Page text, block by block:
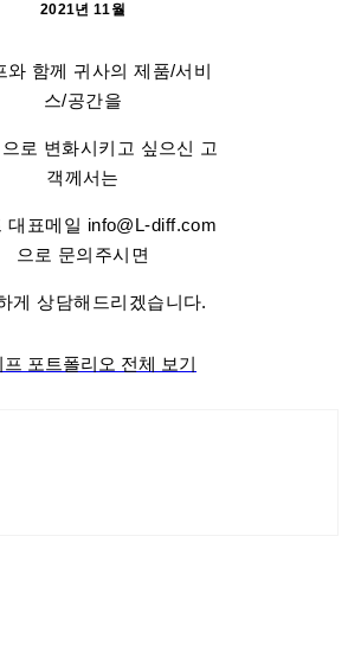
2021년 11월
와 함께 귀사의 제품/서비
스/공간을
로 변화시키고 싶으신 고
객께서는
대표메일 info@L-diff.com
으로 문의주시면
게 상담해드리겠습니다.
프 포트폴리오 전체 보기